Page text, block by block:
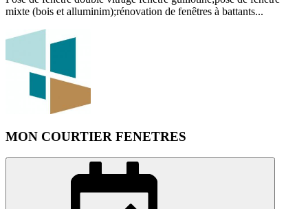
mixte (bois et alluminim);rénovation de fenêtres à battants...
MON COURTIER FENETRES